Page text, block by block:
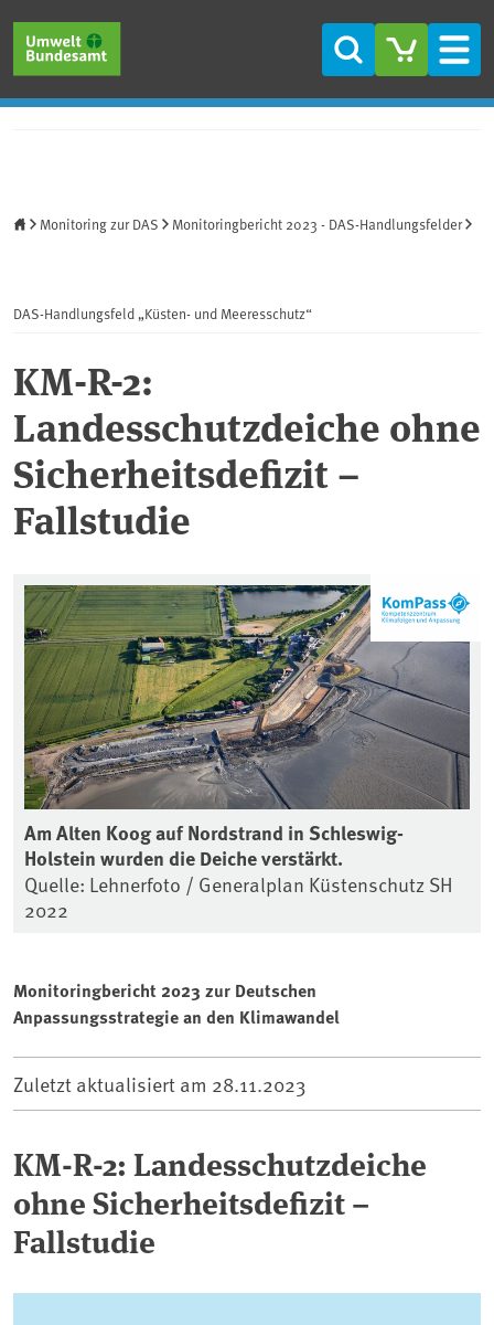
Suche
Monitoring zur DAS Monitoringbericht 2023 - DAS-Handlungsfelder
DAS-Handlungsfeld „Küsten- und Meeresschutz“
KM-R-2:
Landesschutzdeiche ohne
Sicherheitsdefizit –
Fallstudie
Am Alten Koog auf Nordstrand in Schleswig-
Holstein wurden die Deiche verstärkt.
Quelle: Lehnerfoto / Generalplan Küstenschutz SH
2022
Monitoringbericht 2023 zur Deutschen
Anpassungsstrategie an den Klimawandel
Zuletzt aktualisiert am 28.11.2023
KM-R-2: Landesschutzdeiche
ohne Sicherheitsdefizit –
Fallstudie